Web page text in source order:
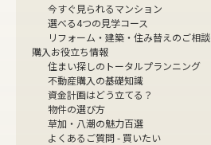
今すぐ見られるマンション
選べる4つの見学コース
リフォーム・建築・住み替えのご相談
購入お役立ち情報
住まい探しのトータルプランニング
不動産購入の基礎知識
資金計画はどう立てる？
物件の選び方
草加・八潮の魅力百選
よくあるご質問 - 買いたい